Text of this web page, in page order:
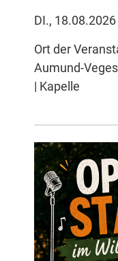
DI.,
Ort der
Aumund-
| Kapelle